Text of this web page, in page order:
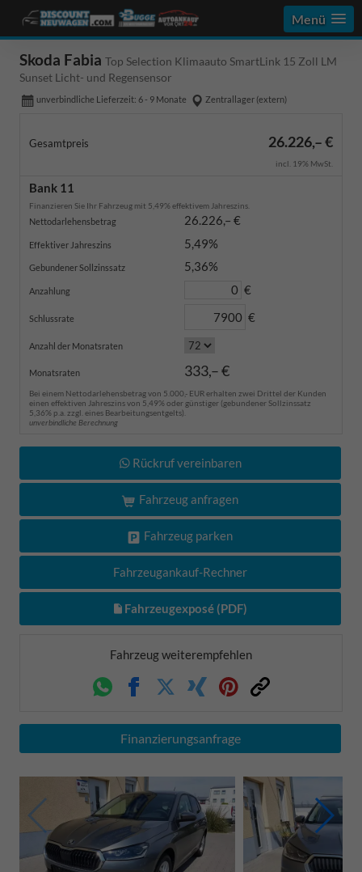
Menü
Skoda Fabia Top Selection Klimaauto SmartLink 15 Zoll LM
Sunset Licht- und Regensensor
unverbindliche Lieferzeit: 6 - 9 Monate Zentrallager (extern)
Gesamtpreis 26.226,– €
incl. 19% MwSt.
Bank 11
Finanzieren Sie Ihr Fahrzeug mit 5,49% effektivem Jahreszins.
Nettodarlehensbetrag
26.226,– €
Effektiver Jahreszins 5,49%
Gebundener Sollzinssatz 5,36%
Anzahlung €
Schlussrate €
Anzahl der Monatsraten
Monatsraten 333,– €
Bei einem Nettodarlehensbetrag von 5.000,- EUR erhalten zwei Drittel der Kunden
einen effektiven Jahreszins von 5,49% oder günstiger (gebundener Sollzinssatz
5,36% p.a. zzgl. eines Bearbeitungsentgelts).
unverbindliche Berechnung
Rückruf vereinbaren
Fahrzeug anfragen
Fahrzeug parken
Fahrzeugankauf-Rechner
Fahrzeugexposé (PDF)
Fahrzeug weiterempfehlen
WhatsappFacebookTwitterXing PinterestLink
Finanzierungsanfrage